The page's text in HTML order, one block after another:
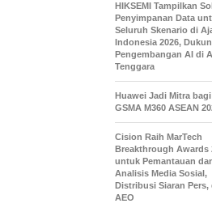
HIKSEMI Tampilkan
Penyimpanan Data
Seluruh Skenario di
Indonesia 2026,
Pengembangan AI di
Tenggara
Huawei Jadi Mitra
GSMA M360 ASEAN
Cision Raih MarTech
Breakthrough Awards
untuk Pemantauan
Analisis Media Sosial,
Distribusi Siaran Pers,
AEO